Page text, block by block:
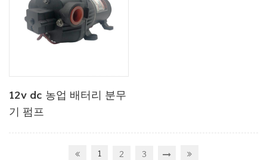
12v dc 농업 배터리 분무
기 펌프
1 2 3